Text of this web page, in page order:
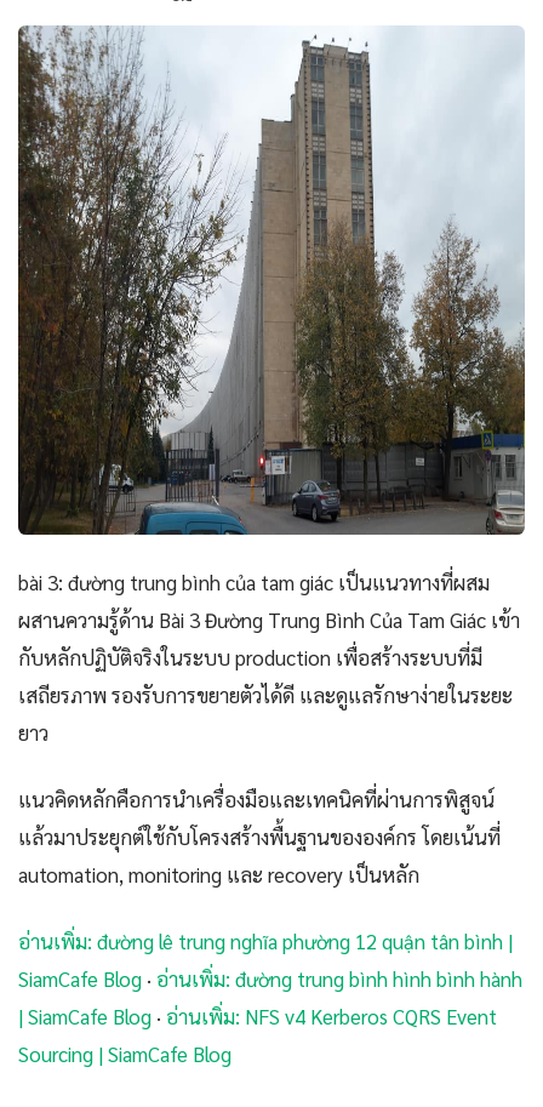
bài 3: đường trung bình của tam giác เป็นแนวทางที่ผสม
ผสานความรู้ด้าน Bài 3 Đường Trung Bình Của Tam Giác เข้า
กับหลักปฏิบัติจริงในระบบ production เพื่อสร้างระบบที่มี
เสถียรภาพ รองรับการขยายตัวได้ดี และดูแลรักษาง่ายในระยะ
ยาว
แนวคิดหลักคือการนำเครื่องมือและเทคนิคที่ผ่านการพิสูจน์
แล้วมาประยุกต์ใช้กับโครงสร้างพื้นฐานขององค์กร โดยเน้นที่
automation, monitoring และ recovery เป็นหลัก
อ่านเพิ่ม: đường lê trung nghĩa phường 12 quận tân bình |
SiamCafe Blog · อ่านเพิ่ม: đường trung bình hình bình hành
| SiamCafe Blog · อ่านเพิ่ม: NFS v4 Kerberos CQRS Event
Sourcing | SiamCafe Blog